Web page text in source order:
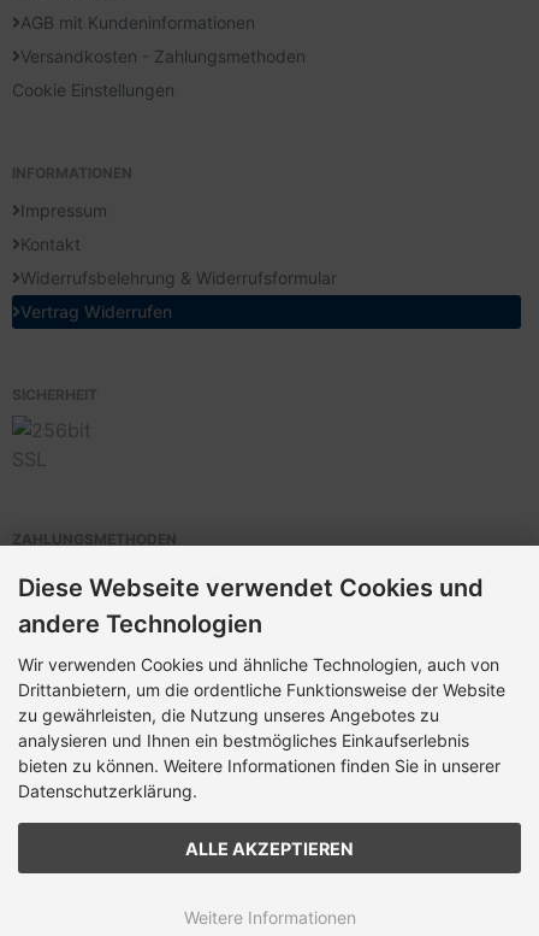
AGB mit Kundeninformationen
Versandkosten - Zahlungsmethoden
Cookie Einstellungen
INFORMATIONEN
Impressum
Kontakt
Widerrufsbelehrung & Widerrufsformular
Vertrag Widerrufen
SICHERHEIT
ZAHLUNGSMETHODEN
Vorkasse,
Paypal Plus ( Kreditkarte> und Lastschrift Zahlungen,
über PayPal Plus, auch ohne PayPal-Konto möglich!
Diese Webseite verwendet Cookies und
andere Technologien
Wir verwenden Cookies und ähnliche Technologien, auch von
Drittanbietern, um die ordentliche Funktionsweise der Website
zu gewährleisten, die Nutzung unseres Angebotes zu
analysieren und Ihnen ein bestmögliches Einkaufserlebnis
bieten zu können. Weitere Informationen finden Sie in unserer
Datenschutzerklärung.
ALLE AKZEPTIEREN
Weitere Informationen